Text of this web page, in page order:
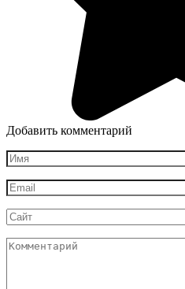
Добавить комментарий
Имя
*
Email
*
Сайт
Комментарий